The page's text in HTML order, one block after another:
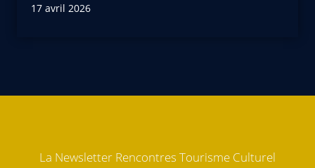
17 avril 2026
La Newsletter Rencontres Tourisme Culturel